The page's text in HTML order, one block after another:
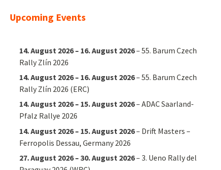
Upcoming Events
14. August 2026– 16. August 2026–55. Barum Czech
Rally Zlín 2026
14. August 2026– 16. August 2026–55. Barum Czech
Rally Zlín 2026 (ERC)
14. August 2026– 15. August 2026–ADAC Saarland-
Pfalz Rallye 2026
14. August 2026– 15. August 2026– Drift Masters –
Ferropolis Dessau, Germany 2026
27. August 2026– 30. August 2026–3. Ueno Rally del